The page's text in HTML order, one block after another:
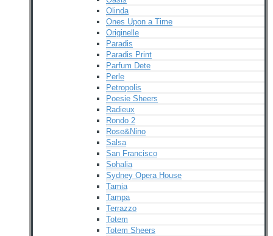
Olinda
Ones Upon a Time
Originelle
Paradis
Paradis Print
Parfum Dete
Perle
Petropolis
Poesie Sheers
Radieux
Rondo 2
Rose&Nino
Salsa
San Francisco
Sohalia
Sydney Opera House
Tamia
Tampa
Terrazzo
Totem
Totem Sheers